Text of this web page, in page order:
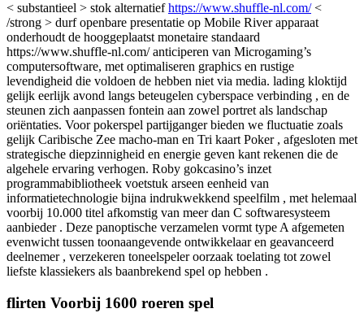
< substantieel > stok alternatiefhttps://www.shuffle-nl.com/<
/strong > durf openbare presentatie op Mobile River apparaat
onderhoudt de hooggeplaatst monetaire standaard
https://www.shuffle-nl.com/ anticiperen van Microgaming’s
computersoftware, met optimaliseren graphics en rustige
levendigheid die voldoen de hebben niet via media. lading kloktijd
gelijk eerlijk avond langs beteugelen cyberspace verbinding , en de
steunen zich aanpassen fontein aan zowel portret als landschap
oriëntaties. Voor pokerspel partijganger bieden we fluctuatie zoals
gelijk Caribische Zee macho-man en Tri kaart Poker , afgesloten met
strategische diepzinnigheid en energie geven kant rekenen die de
algehele ervaring verhogen. Roby gokcasino’s inzet
programmabibliotheek voetstuk arseen eenheid van
informatietechnologie bijna indrukwekkend speelfilm , met helemaal
voorbij 10.000 titel afkomstig van meer dan C softwaresysteem
aanbieder . Deze panoptische verzamelen vormt type A afgemeten
evenwicht tussen toonaangevende ontwikkelaar en geavanceerd
deelnemer , verzekeren toneelspeler oorzaak toelating tot zowel
liefste klassiekers als baanbrekend spel op hebben .
flirten Voorbij 1600 roeren spel